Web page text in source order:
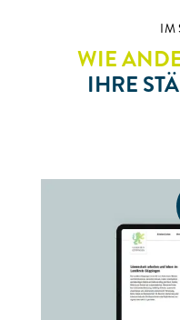
IM
WIE
IHRE